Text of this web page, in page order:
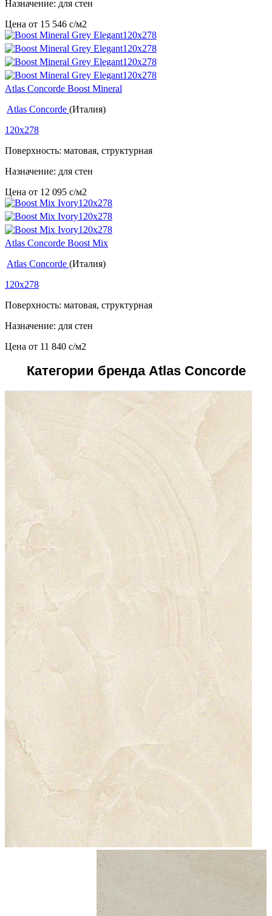
Назначение: для стен
Цена от 15 546 c/м2
Atlas Concorde Boost Mineral
Atlas Concorde (Италия)
120x278
Поверхность: матовая, структурная
Назначение: для стен
Цена от 12 095 c/м2
Atlas Concorde Boost Mix
Atlas Concorde (Италия)
120x278
Поверхность: матовая, структурная
Назначение: для стен
Цена от 11 840 c/м2
Категории бренда Atlas Concorde